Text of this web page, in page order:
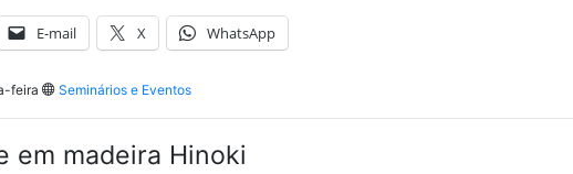
E-mail X WhatsApp
feira Seminários e Eventos
em madeira Hinoki